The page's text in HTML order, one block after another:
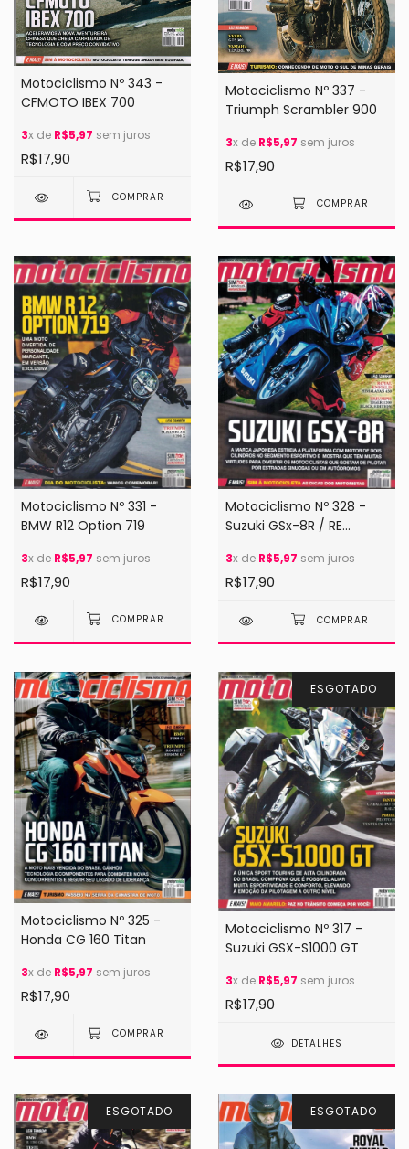
Motociclismo Nº 343 -
CFMOTO IBEX 700
3x de R$5,97 sem juros
R$17,90
Motociclismo Nº 337 -
Triumph Scrambler 900
3x de R$5,97 sem juros
R$17,90
Motociclismo Nº 331 -
BMW R12 Option 719
3x de R$5,97 sem juros
R$17,90
Motociclismo Nº 328 -
Suzuki GSx-8R / RE
3x de R$5,97 sem juros
R$17,90
Motociclismo Nº 325 -
Honda CG 160 Titan
3x de R$5,97 sem juros
R$17,90
ESGOTADO
Motociclismo Nº 317 -
Suzuki GSX-S1000 GT
3x de R$5,97 sem juros
R$17,90
DETALHES
ESGOTADO ESGOTADO